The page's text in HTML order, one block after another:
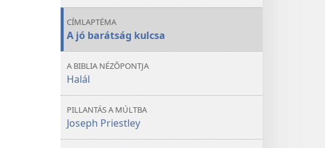
CÍMLAPTÉMA
A jó barátság kulcsa
A BIBLIA NÉZŐPONTJA
Halál
PILLANTÁS A MÚLTBA
Joseph Priestley